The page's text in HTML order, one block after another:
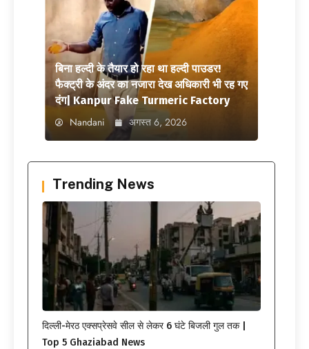
बिना हल्दी के तैयार हो रहा था हल्दी पाउडर!
फैक्ट्री के अंदर का नजारा देख अधिकारी भी रह गए
दंग| Kanpur Fake Turmeric Factory
Nandani अगस्त 6, 2026
Trending News
दिल्ली-मेरठ एक्सप्रेसवे सील से लेकर 6 घंटे बिजली गुल तक |
Top 5 Ghaziabad News